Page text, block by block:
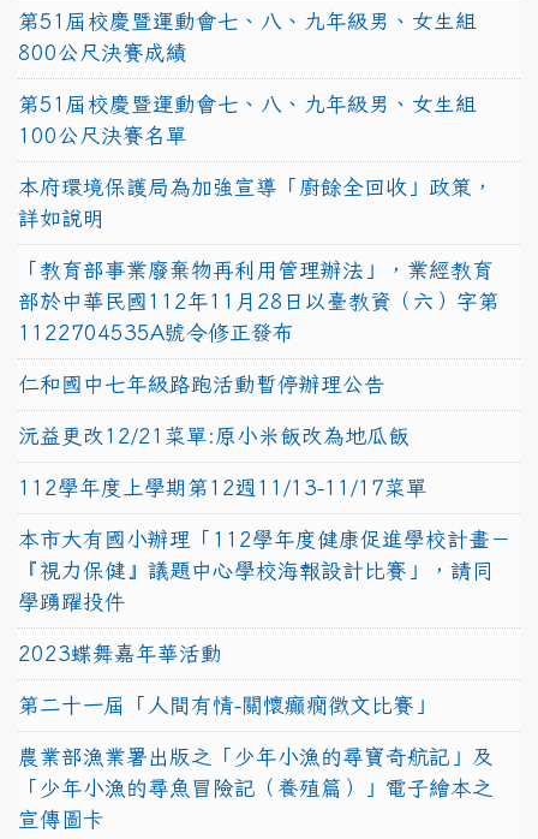
第51屆校慶暨運動會七、八、九年級男、女生組
800公尺決賽成績
第51屆校慶暨運動會七、八、九年級男、女生組
100公尺決賽名單
本府環境保護局為加強宣導「廚餘全回收」政策，
詳如說明
「教育部事業廢棄物再利用管理辦法」，業經教育
部於中華民國112年11月28日以臺教資（六）字第
1122704535A號令修正發布
仁和國中七年級路跑活動暫停辦理公告
沅益更改12/21菜單:原小米飯改為地瓜飯
112學年度上學期第12週11/13-11/17菜單
本市大有國小辦理「112學年度健康促進學校計畫－
『視力保健』議題中心學校海報設計比賽」，請同
學踴躍投件
2023蝶舞嘉年華活動
第二十一屆「人間有情-關懷癲癇徵文比賽」
農業部漁業署出版之「少年小漁的尋寶奇航記」及
「少年小漁的尋魚冒險記（養殖篇）」電子繪本之
宣傳圖卡